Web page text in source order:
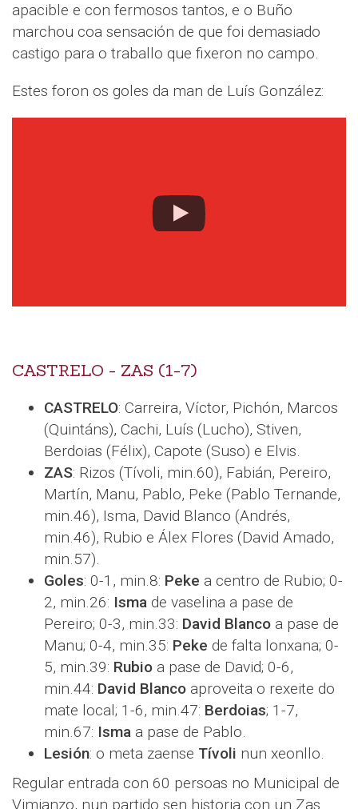
apacible e con fermosos tantos, e o Buño
marchou coa sensación de que foi demasiado
castigo para o traballo que fixeron no campo.
Estes foron os goles da man de Luís González:
CASTRELO - ZAS (1-7)
CASTRELO: Carreira, Víctor, Pichón, Marcos
(Quintáns), Cachi, Luís (Lucho), Stiven,
Berdoias (Félix), Capote (Suso) e Elvis.
ZAS: Rizos (Tívoli, min.60), Fabián, Pereiro,
Martín, Manu, Pablo, Peke (Pablo Ternande,
min.46), Isma, David Blanco (Andrés,
min.46), Rubio e Álex Flores (David Amado,
min.57).
Goles: 0-1, min.8: Peke a centro de Rubio; 0-
2, min.26: Isma de vaselina a pase de
Pereiro; 0-3, min.33: David Blanco a pase de
Manu; 0-4, min.35: Peke de falta lonxana; 0-
5, min.39: Rubio a pase de David; 0-6,
min.44: David Blanco aproveita o rexeite do
mate local; 1-6, min.47: Berdoias; 1-7,
min.67: Isma a pase de Pablo.
Lesión: o meta zaense Tívoli nun xeonllo.
Regular entrada con 60 persoas no Municipal de
Vimianzo, nun partido sen historia con un Zas